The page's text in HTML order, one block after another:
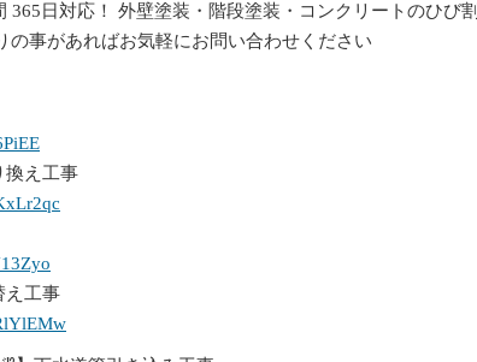
365日対応！ 外壁塗装・階段塗装・コンクリートのひび割
の事があればお気軽にお問い合わせください
換え工事
え工事